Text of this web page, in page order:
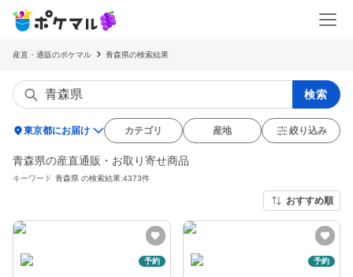
産直・通販のポケマル 青森県の検索結果
検索
location_on東京都にお届け カテゴリ 産地 絞り込み
青森県の産直通販・お取り寄せ商品
キーワード 青森県 の検索結果:4373件
おすすめ順
予約 予約